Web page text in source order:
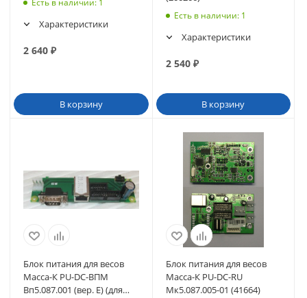
Характеристики
2 640 ₽
В корзину
Есть в наличии: 1
Характеристики
2 540₽
В корзину
Блок питания для весов
Масса-К PU-DC-ВПМ
Вп5.087.001 (вер. Е) (для
Блок питания для весов
Масса-К PU-DC-RU
Мк5.087.005-01 (41664)